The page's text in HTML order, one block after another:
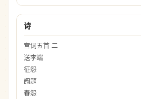
诗
宫词五首 二
送李端
征怨
阙题
春怨